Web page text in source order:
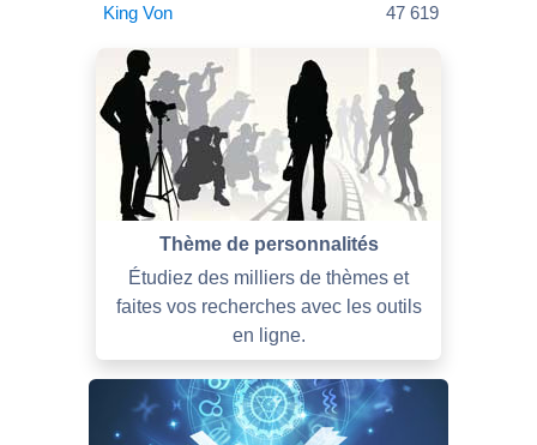
King Von 47 619
Thème de personnalités
Étudiez des milliers de thèmes et
faites vos recherches avec les outils
en ligne.